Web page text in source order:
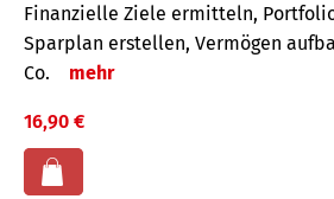
Finanzielle Ziele ermitteln,
Sparplan erstellen, Vermögen
Co.
mehr
16,90 €